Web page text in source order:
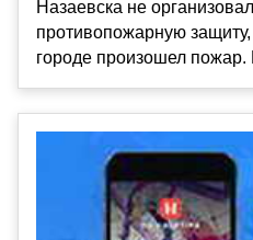
Назаевска не
противопожарную защиту,
городе произошел пожар.